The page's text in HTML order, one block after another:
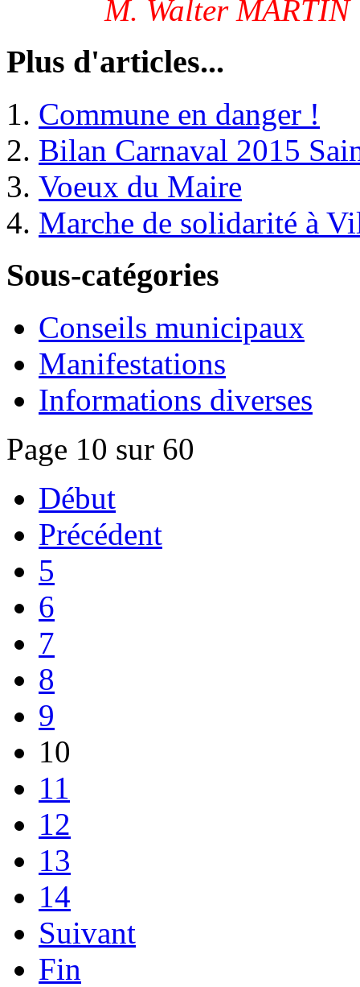
M. Walter
Plus d'articles...
Commune en danger !
Bilan Carnaval 2015
Voeux du Maire
Marche de solidarité à
Sous-catégories
Conseils municipaux
Manifestations
Informations diverses
Page 10 sur 60
Début
Précédent
5
6
7
8
9
10
11
12
13
14
Suivant
Fin